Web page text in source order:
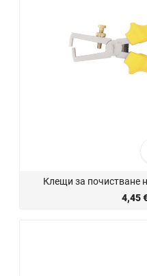
Клещи за почистване
4,45